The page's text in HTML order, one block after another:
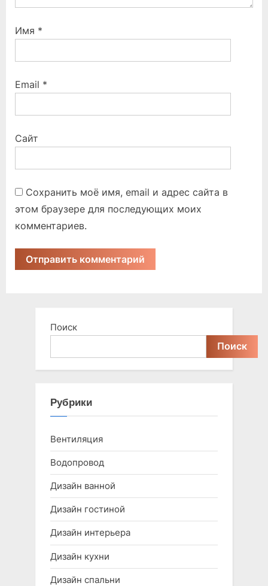
Имя *
Email *
Сайт
Сохранить моё имя, email и адрес сайта в
этом браузере для последующих моих
комментариев.
Поиск
Поиск
Рубрики
Вентиляция
Водопровод
Дизайн ванной
Дизайн гостиной
Дизайн интерьера
Дизайн кухни
Дизайн спальни